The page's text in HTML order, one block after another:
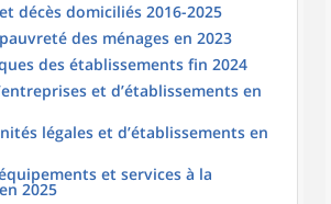
décès domiciliés 2016-2025
des ménages en 2023
des établissements fin 2024
et d’établissements en
légales et d’établissements en
et services à la
2025